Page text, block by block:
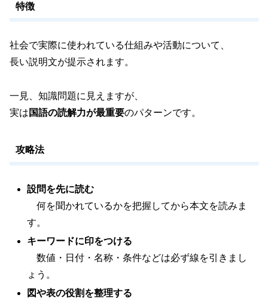
特徴
社会で実際に使われている仕組みや活動について、
長い説明文が提示されます。
一見、知識問題に見えますが、
実は 国語の読解力が最重要のパターンです。
攻略法
設問を先に読む
何を聞かれているかを把握してから本文を読みま
す。
キーワードに印をつける
数値・日付・名称・条件などは必ず線を引きまし
ょう。
図や表の役割を整理する